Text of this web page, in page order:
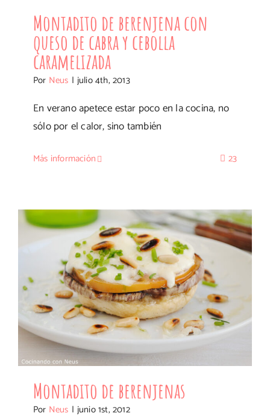
Montadito de berenjena con
queso de cabra y cebolla
caramelizada
Por Neus | julio 4th, 2013
En verano apetece estar poco en la cocina, no
sólo por el calor, sino también
Más información 23
Montadito de berenjenas
Montadito de berenjenas
Por Neus | junio 1st, 2012